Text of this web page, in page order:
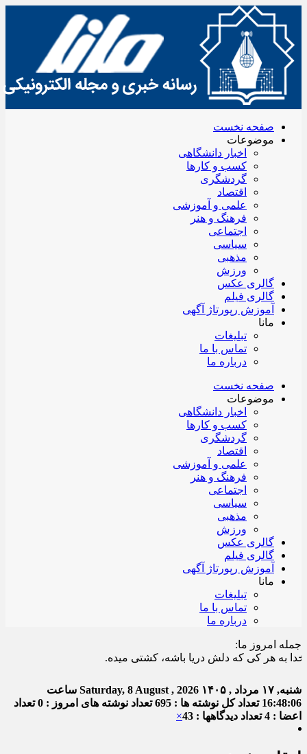
صفحه نخست
موضوعات
اخبار دانشگاهی
کسب و کارها
گردشگری
اقتصاد
علمی و آموزشی
فرهنگ و هنر
اجتماعی
سیاسی
مذهبی
ورزش
گالری عکس
گالری فیلم
آموزش رپورتاژ آگهی
مانا
تبلیغات
تماس با ما
درباره ما
صفحه نخست
موضوعات
اخبار دانشگاهی
کسب و کارها
گردشگری
اقتصاد
علمی و آموزشی
فرهنگ و هنر
اجتماعی
سیاسی
مذهبی
ورزش
گالری عکس
گالری فیلم
آموزش رپورتاژ آگهی
مانا
تبلیغات
تماس با ما
درباره ما
جمله امروز ما:
به هر کی که دلش دریا باشه، کشتی میده.
شنبه, ۱۷ مرداد , ۱۴۰۵ Saturday, 8 August , 2026 ساعت
16:48:07 تعداد کل نوشته ها : 695 تعداد نوشته های امروز : 0
تعداد
اعضا : 4
تعداد دیدگاهها : 43 ×